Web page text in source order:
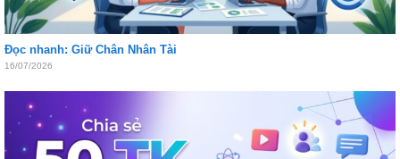
Đọc nhanh: Giữ Chân Nhân Tài
16/07/2026